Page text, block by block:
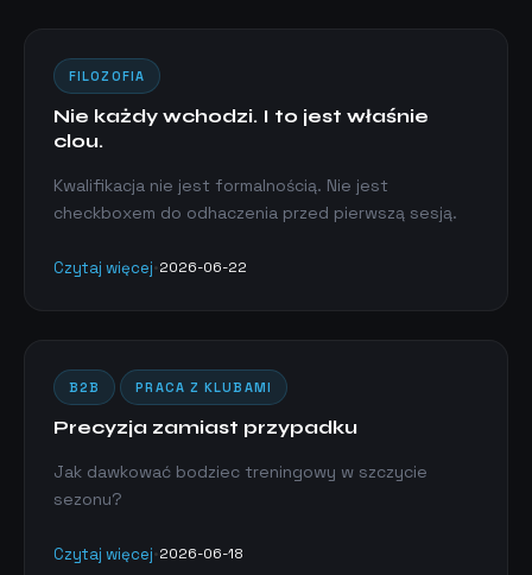
FILOZOFIA
Nie każdy wchodzi. I to jest właśnie
clou.
Kwalifikacja nie jest formalnością. Nie jest
checkboxem do odhaczenia przed pierwszą sesją.
Czytaj więcej•2026-06-22
B2B PRACA Z KLUBAMI
Precyzja zamiast przypadku
Jak dawkować bodziec treningowy w szczycie
sezonu?
Czytaj więcej•2026-06-18